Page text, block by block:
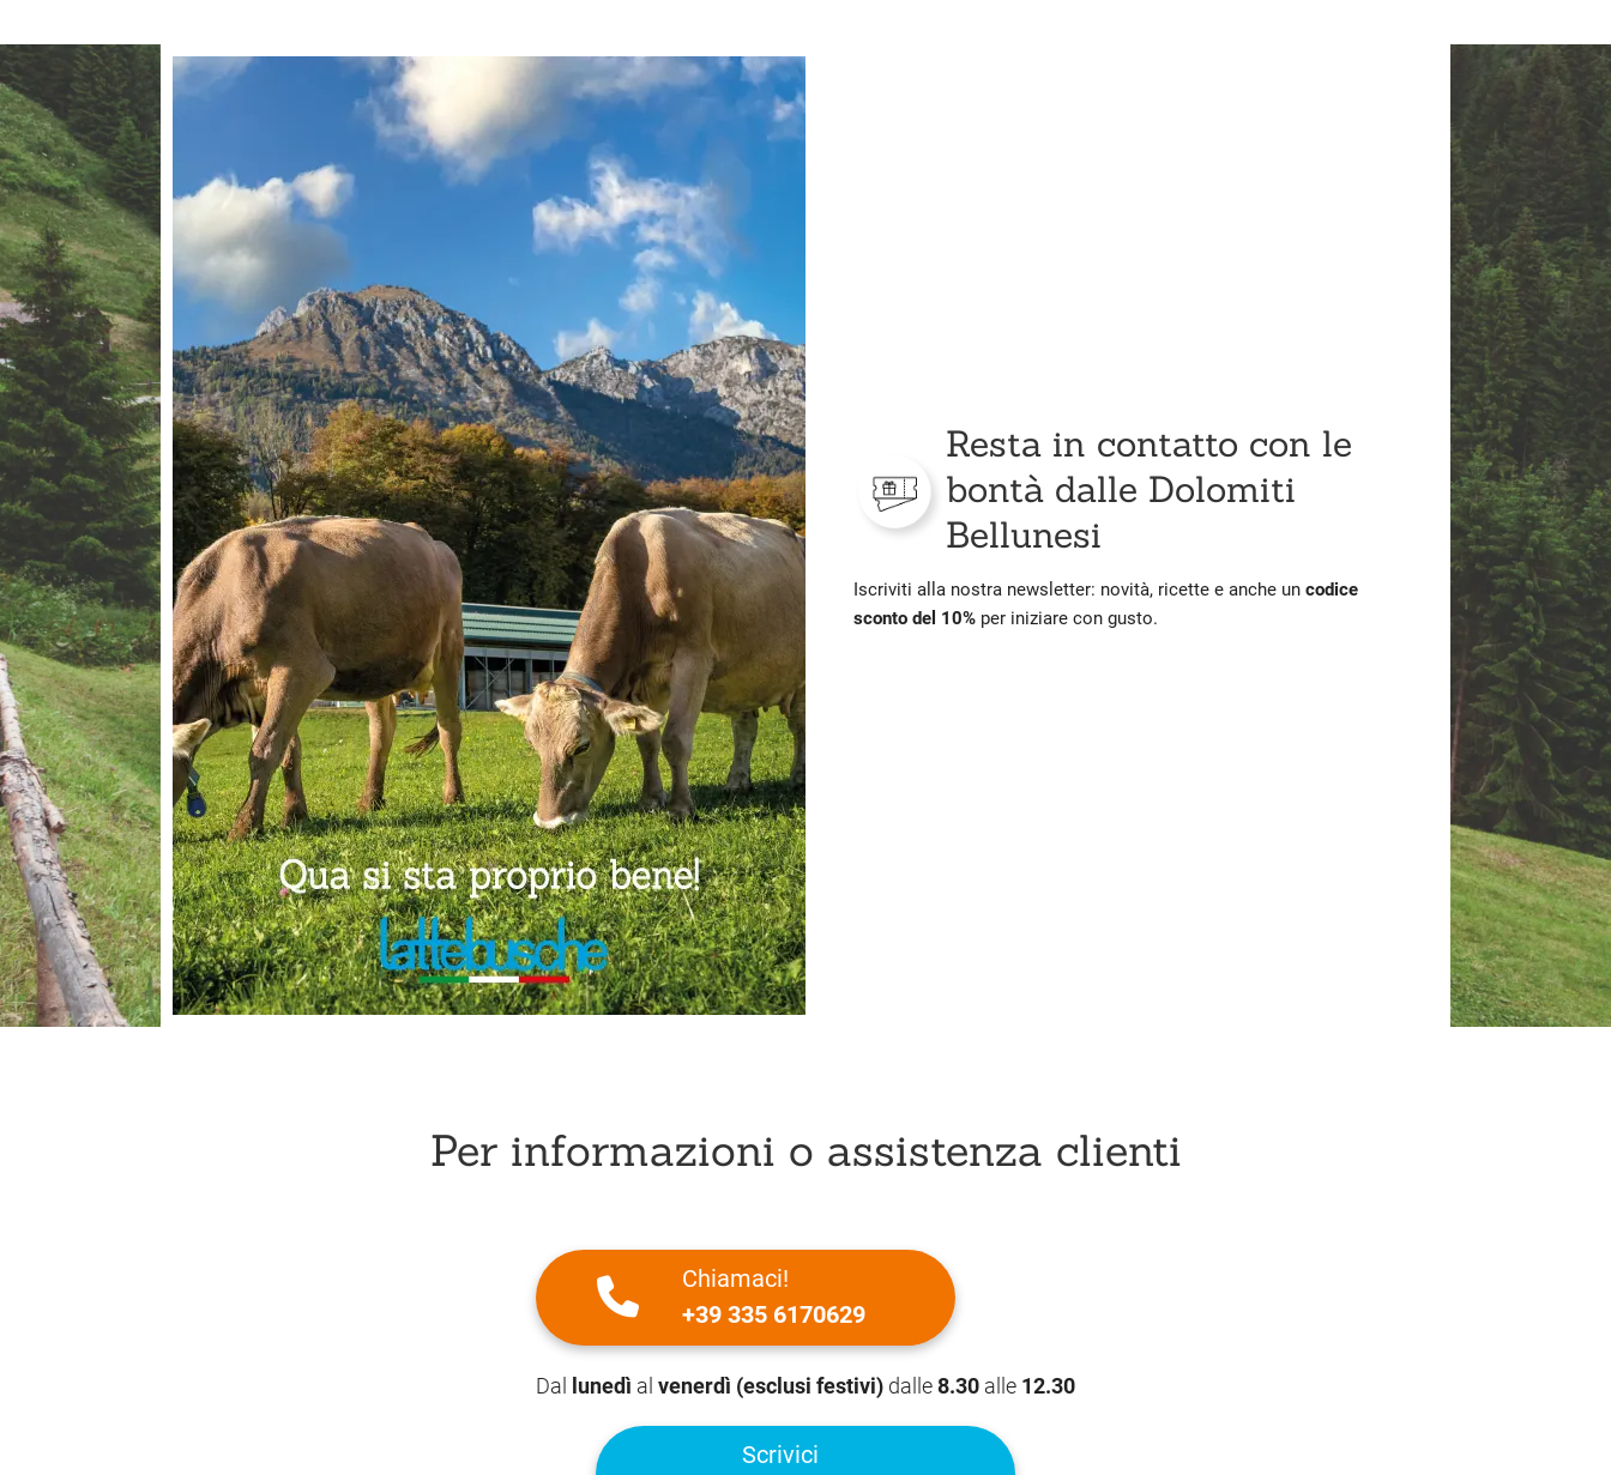
Resta in contatto con le
bontà dalle Dolomiti
Bellunesi
Iscriviti alla nostra newsletter: novità, ricette e anche un codice
sconto del 10% per iniziare con gusto.
Per informazioni o assistenza clienti
Chiamaci!
+39 335 6170629
Dal lunedì al venerdì (esclusi festivi) dalle8.30 alle 12.30
Scrivici